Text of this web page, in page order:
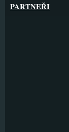
PARTNEŘI